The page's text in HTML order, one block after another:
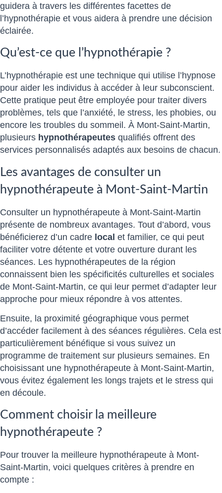
guidera à travers les différentes facettes de
l’hypnothérapie et vous aidera à prendre une décision
éclairée.
Qu’est-ce que l’hypnothérapie ?
L’hypnothérapie est une technique qui utilise l’hypnose
pour aider les individus à accéder à leur subconscient.
Cette pratique peut être employée pour traiter divers
problèmes, tels que l’anxiété, le stress, les phobies, ou
encore les troubles du sommeil. À Mont-Saint-Martin,
plusieurs hypnothérapeutes qualifiés offrent des
services personnalisés adaptés aux besoins de chacun.
Les avantages de consulter un
hypnothérapeute à Mont-Saint-Martin
Consulter un hypnothérapeute à Mont-Saint-Martin
présente de nombreux avantages. Tout d’abord, vous
bénéficierez d’un cadre local et familier, ce qui peut
faciliter votre détente et votre ouverture durant les
séances. Les hypnothérapeutes de la région
connaissent bien les spécificités culturelles et sociales
de Mont-Saint-Martin, ce qui leur permet d’adapter leur
approche pour mieux répondre à vos attentes.
Ensuite, la proximité géographique vous permet
d’accéder facilement à des séances régulières. Cela est
particulièrement bénéfique si vous suivez un
programme de traitement sur plusieurs semaines. En
choisissant une hypnothérapeute à Mont-Saint-Martin,
vous évitez également les longs trajets et le stress qui
en découle.
Comment choisir la meilleure
hypnothérapeute ?
Pour trouver la meilleure hypnothérapeute à Mont-
Saint-Martin, voici quelques critères à prendre en
compte :